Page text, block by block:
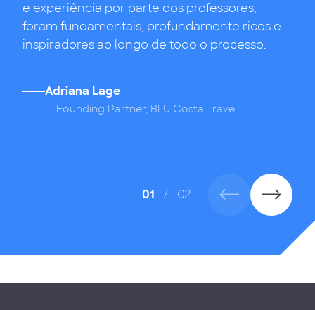
e experiência por parte dos professores,
foram fundamentais, profundamente ricos e
inspiradores ao longo de todo o processo.
Adriana Lage
Founding Partner, BLU Costa Travel
01 / 02